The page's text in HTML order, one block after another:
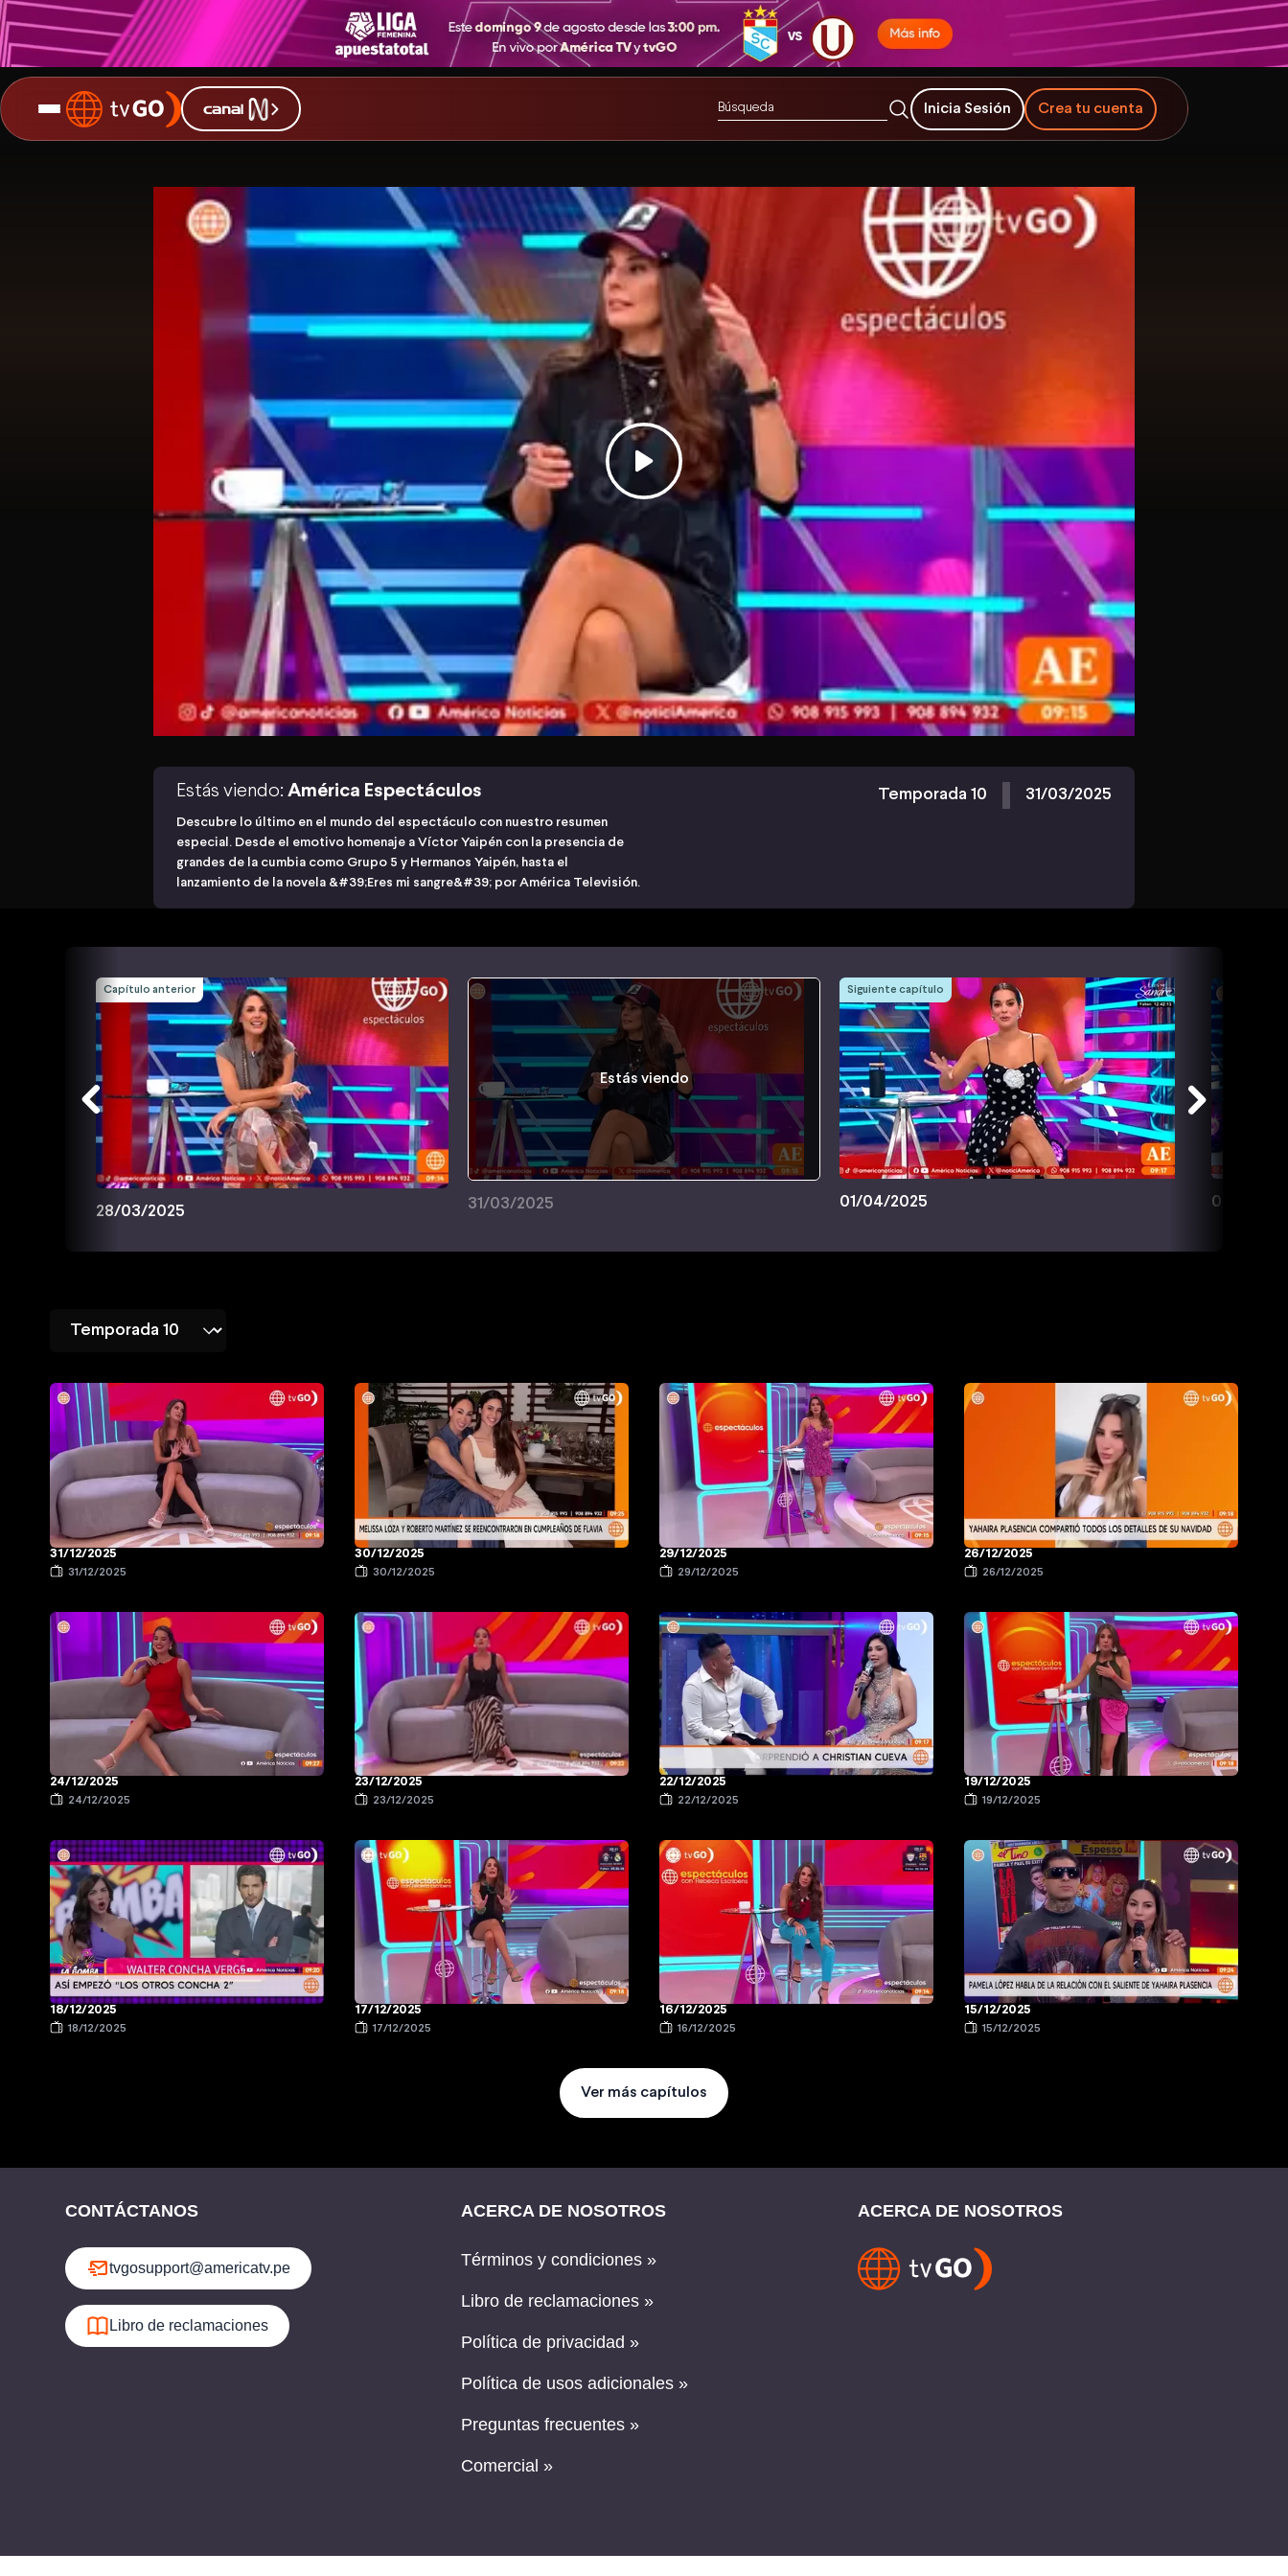
Inicia Sesión Crea tu cuenta
Estás viendo: América Espectáculos
Descubre lo último en el mundo del espectáculo con nuestro resumen
especial. Desde el emotivo homenaje a Víctor Yaipén con la presencia de
grandes de la cumbia como Grupo 5 y Hermanos Yaipén, hasta el
lanzamiento de la novela &#39;Eres mi sangre&#39; por América Televisión.
Temporada 10 31/03/2025
Capítulo anterior
28/03/2025
Estás viendo
31/03/2025
Siguiente capítulo
01/04/2025 02/04/
31/12/2025
31/12/2025
30/12/2025
30/12/2025
29/12/2025
29/12/2025
26/12/2025
26/12/2025
24/12/2025
24/12/2025
23/12/2025
23/12/2025
22/12/2025
22/12/2025
19/12/2025
19/12/2025
18/12/2025
18/12/2025
17/12/2025
17/12/2025
16/12/2025
16/12/2025
15/12/2025
15/12/2025
Ver más capítulos
CONTÁCTANOS
tvgosupport@americatv.pe
Libro de reclamaciones
ACERCA DE NOSOTROS
Términos y condiciones »
Libro de reclamaciones »
Política de privacidad »
Política de usos adicionales »
Preguntas frecuentes »
Comercial »
ACERCA DE NOSOTROS